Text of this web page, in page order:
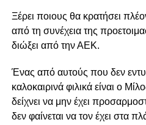
Ξέρει ποιους θα κρατήσει
από τη συνέχεια της
διώξει από την ΑΕΚ.
Ένας από αυτούς που δεν
καλοκαιρινά φιλικά είναι ο
δείχνει να μην έχει
δεν φαίνεται να τον έχει στα